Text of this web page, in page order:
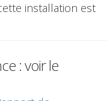
installation est
: voir le